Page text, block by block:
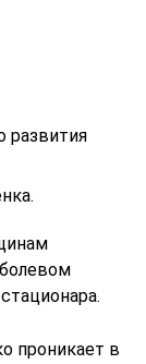
развития
проникает в